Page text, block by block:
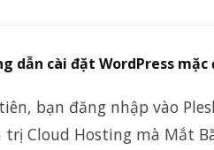
dẫn cài đặt WordPress mặc
bạn đăng nhập vào
trị Cloud Hosting mà Mắt